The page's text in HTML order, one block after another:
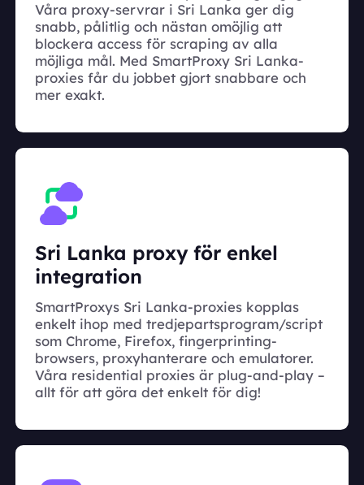
Våra proxy-servrar i Sri Lanka ger dig
snabb, pålitlig och nästan omöjlig att
blockera access för scraping av alla
möjliga mål. Med SmartProxy Sri Lanka-
proxies får du jobbet gjort snabbare och
mer exakt.
Sri Lanka proxy för enkel
integration
SmartProxys Sri Lanka-proxies kopplas
enkelt ihop med tredjepartsprogram/script
som Chrome, Firefox, fingerprinting-
browsers, proxyhanterare och emulatorer.
Våra residential proxies är plug-and-play –
allt för att göra det enkelt för dig!